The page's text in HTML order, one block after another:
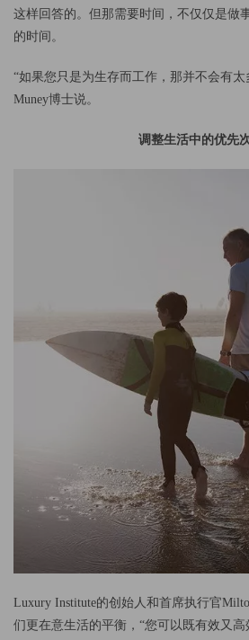
这样回答的。但那需要时间，不仅仅是做
的时间。
“如果您只是为生存而工作，那并不会有太
Muney博士说。
调整生活中的优先
Luxury Institute的创始人和首席执行官
们更在意生活的平衡，“您可以既有效又高